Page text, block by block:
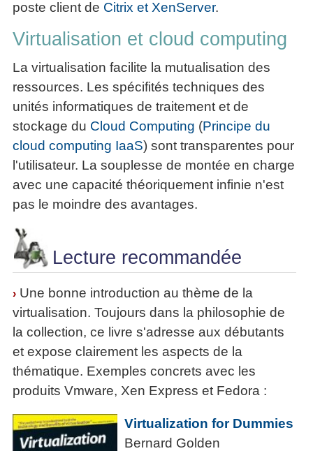
poste client de Citrix et XenServer.
Virtualisation et cloud computing
La virtualisation facilite la mutualisation des
ressources. Les spécifités techniques des
unités informatiques de traitement et de
stockage du Cloud Computing (Principe du
cloud computing IaaS) sont transparentes pour
l'utilisateur. La souplesse de montée en charge
avec une capacité théoriquement infinie n'est
pas le moindre des avantages.
Lecture recommandée
› Une bonne introduction au thème de la
virtualisation. Toujours dans la philosophie de
la collection, ce livre s'adresse aux débutants
et expose clairement les aspects de la
thématique. Exemples concrets avec les
produits Vmware, Xen Express et Fedora :
Virtualization for Dummies
Bernard Golden